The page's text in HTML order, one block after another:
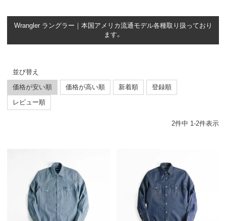
Wrangler ラングラー｜本国アメリカ流通モデル各種取り扱っており
ます。
並び替え
価格が安い順
価格が高い順 新着順
登録順
レビュー順
2件中 1-2件表示